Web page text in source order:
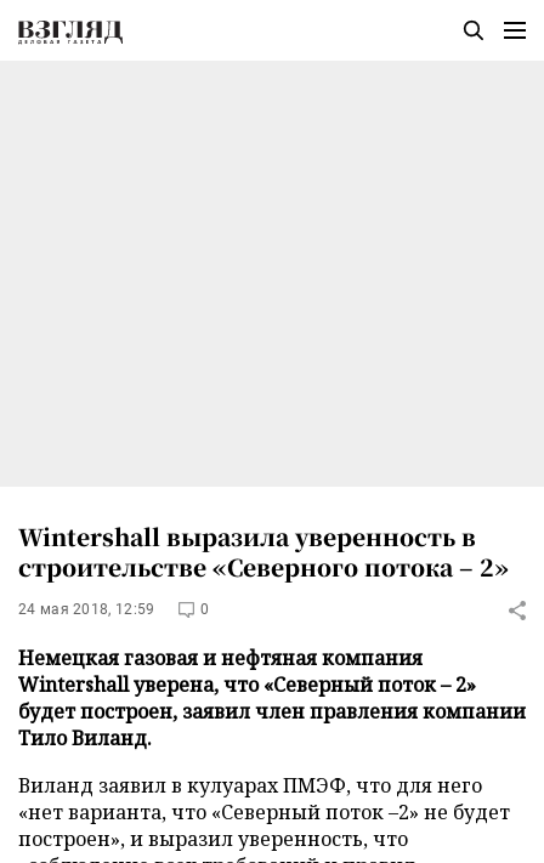
Wintershall выразила уверенность в
строительстве «Северного потока – 2»
24 мая 2018, 12:59 0
Немецкая газовая и нефтяная компания
Wintershall уверена, что «Северный поток – 2»
будет построен, заявил член правления компании
Тило Виланд.
Виланд заявил в кулуарах ПМЭФ, что для него
«нет варианта, что «Северный поток –2» не будет
построен», и выразил уверенность, что